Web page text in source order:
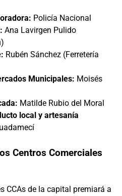
Policía Nacional
Ana Lavirgen Pulido
Rubén Sánchez (Ferretería
Municipales: Moisés
Matilde Rubio del Moral
local y artesanía
Centros Comerciales
CCAs de la capital premiará a